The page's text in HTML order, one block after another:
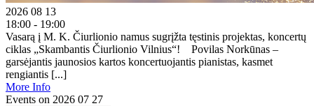
2026 08 13
18:00 - 19:00
Vasarą į M. K. Čiurlionio namus sugrįžta tęstinis projektas, koncertų
ciklas „Skambantis Čiurlionio Vilnius“! Povilas Norkūnas –
garsėjantis jaunosios kartos koncertuojantis pianistas, kasmet
rengiantis [...]
More Info
Events on 2026 07 27